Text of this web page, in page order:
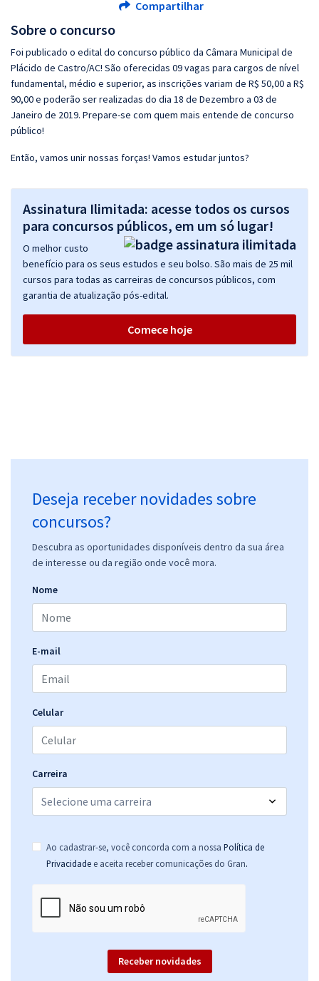
Sobre o concurso
Foi publicado o edital do concurso público da Câmara Municipal de
Plácido de Castro/AC! São oferecidas 09 vagas para cargos de nível
fundamental, médio e superior, as inscrições variam de R$ 50,00 a R$
90,00 e poderão ser realizadas do dia 18 de Dezembro a 03 de
Janeiro de 2019. Prepare-se com quem mais entende de concurso
público!
Então, vamos unir nossas forças! Vamos estudar juntos?
Assinatura Ilimitada: acesse todos os cursos
para concursos públicos, em um só lugar!
O melhor custo
benefício para os seus estudos e seu bolso. São mais de 25 mil
cursos para todas as carreiras de concursos públicos, com
garantia de atualização pós-edital.
Comece hoje
Deseja receber novidades sobre
concursos?
Descubra as oportunidades disponíveis dentro da sua área
de interesse ou da região onde você mora.
Nome
E-mail
Celular
Carreira
Ao cadastrar-se, você concorda com a nossa Política de
Privacidade e aceita receber comunicações do Gran.
Receber novidades
Compartilhar